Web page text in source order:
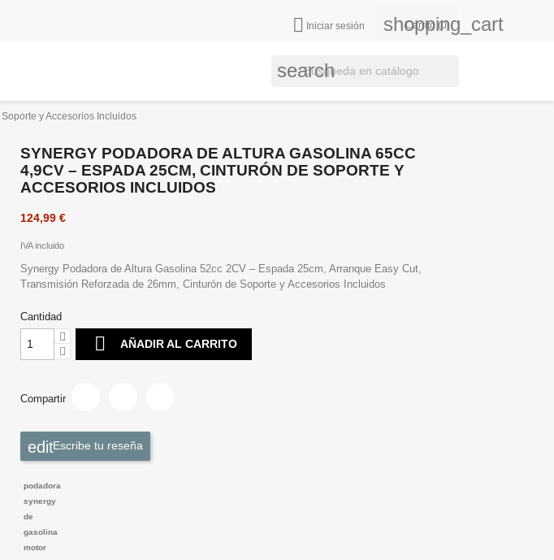
 Iniciar sesión shopping_cart
Carrito (0)
search
y Accesorios Incluidos
SYNERGY PODADORA DE ALTURA GASOLINA 65CC
4,9CV – ESPADA 25CM, CINTURÓN DE SOPORTE Y
ACCESORIOS INCLUIDOS
124,99 €
IVA incluido
Synergy Podadora de Altura Gasolina 52cc 2CV – Espada 25cm, Arranque Easy Cut,
Transmisión Reforzada de 26mm, Cinturón de Soporte y Accesorios Incluidos
Cantidad
 AÑADIR AL CARRITO
Compartir
Escribe tu reseña
podadora
synergy
de
gasolina
motor